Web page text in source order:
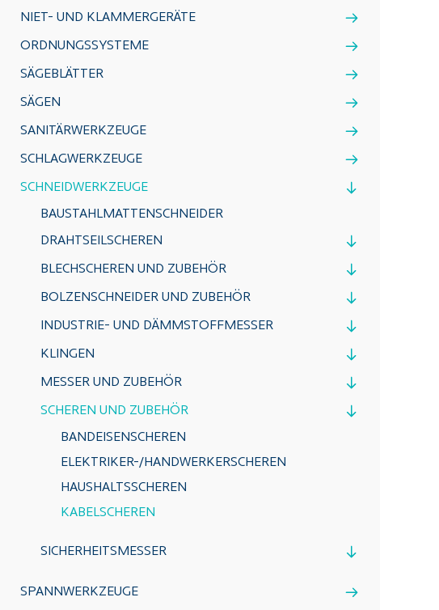
NIET- UND KLAMMERGERÄTE
ORDNUNGSSYSTEME
SÄGEBLÄTTER
SÄGEN
SANITÄRWERKZEUGE
SCHLAGWERKZEUGE
SCHNEIDWERKZEUGE
BAUSTAHLMATTENSCHNEIDER
DRAHTSEILSCHEREN
BLECHSCHEREN UND ZUBEHÖR
BOLZENSCHNEIDER UND ZUBEHÖR
INDUSTRIE- UND DÄMMSTOFFMESSER
KLINGEN
MESSER UND ZUBEHÖR
SCHEREN UND ZUBEHÖR
BANDEISENSCHEREN
ELEKTRIKER-/HANDWERKERSCHEREN
HAUSHALTSSCHEREN
KABELSCHEREN
SICHERHEITSMESSER
SPANNWERKZEUGE